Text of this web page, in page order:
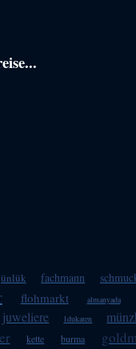
fachmann
flohmarkt almanyada
juweliere 1dukaten
kette burma